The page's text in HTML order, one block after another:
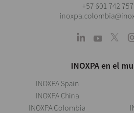
+57 601 742
INOXPA en el
INOXPA Spain
INOXPA China
INOXPA Colombia